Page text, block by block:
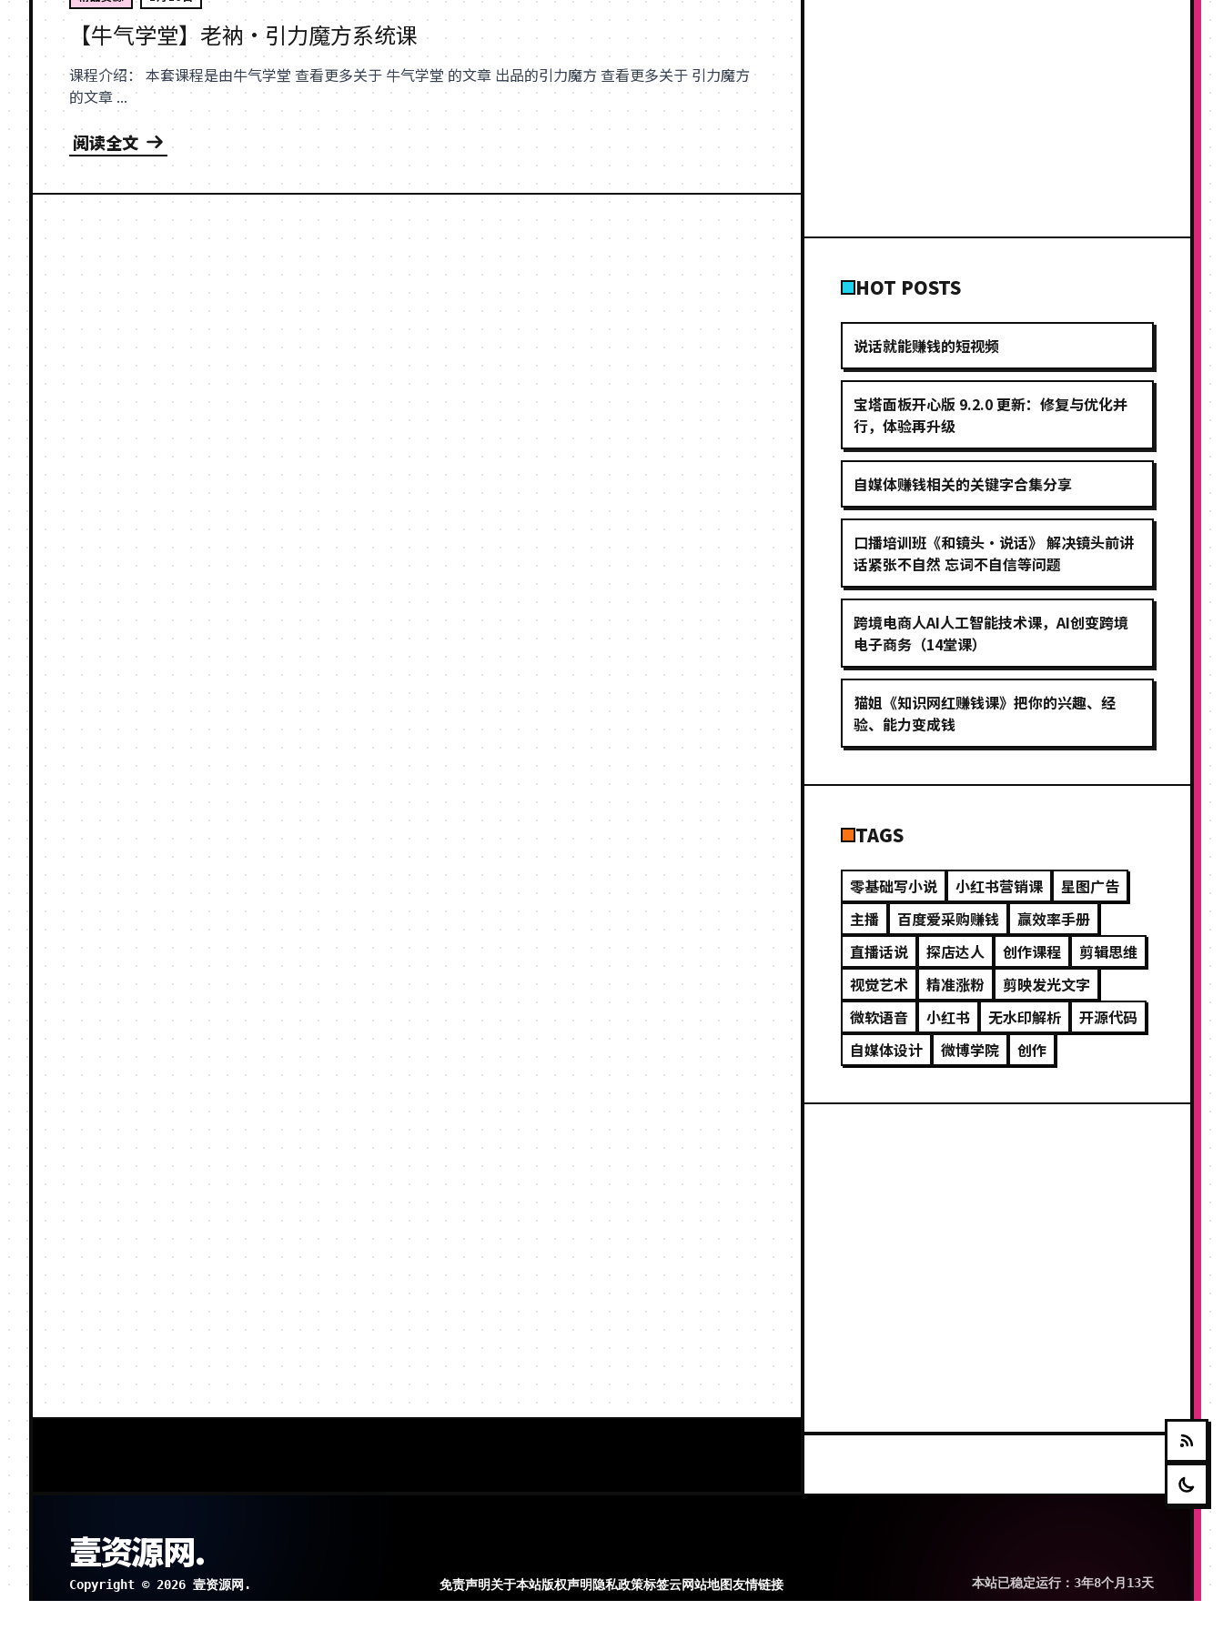
【牛气学堂】老衲·引力魔方系统课
课程介绍： 本套课程是由牛气学堂 查看更多关于 牛气学堂 的文章 出品的引力魔方 查看更多关于 引力魔方
的文章 ...
阅读全文
HOT POSTS
说话就能赚钱的短视频
宝塔面板开心版 9.2.0 更新：修复与优化并
行，体验再升级
自媒体赚钱相关的关键字合集分享
口播培训班《和镜头·说话》 解决镜头前讲
话紧张不自然 忘词不自信等问题
跨境电商人AI人工智能技术课，AI创变跨境
电子商务（14堂课）
猫姐《知识网红赚钱课》把你的兴趣、经
验、能力变成钱
TAGS
零基础写小说 小红书营销课
星图广告
主播
百度爱采购赚钱
赢效率手册
直播话说
探店达人 创作课程
剪辑思维
视觉艺术
精准涨粉
剪映发光文字
微软语音
小红书 无水印解析
开源代码
自媒体设计
微博学院 创作
壹资源网.
Copyright © 2026 壹资源网. 免责声明关于本站版权声明 隐私政策标签云网站地图友情链接 本站已稳定运行：3年8个月13天